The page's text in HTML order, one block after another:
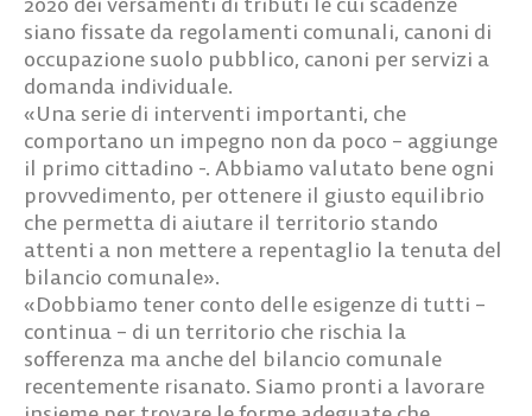
siano fissate da regolamenti comunali, canoni di
occupazione suolo pubblico, canoni per servizi a
domanda individuale.
«Una serie di interventi importanti, che
comportano un impegno non da poco – aggiunge
il primo cittadino -. Abbiamo valutato bene ogni
provvedimento, per ottenere il giusto equilibrio
che permetta di aiutare il territorio stando
attenti a non mettere a repentaglio la tenuta del
bilancio comunale».
«Dobbiamo tener conto delle esigenze di tutti –
continua – di un territorio che rischia la
sofferenza ma anche del bilancio comunale
recentemente risanato. Siamo pronti a lavorare